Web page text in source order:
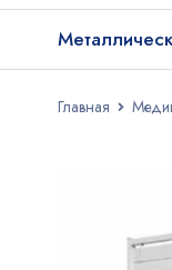
Главная